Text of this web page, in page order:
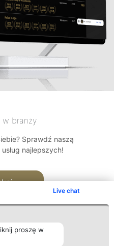
Live chat
proszę w
w branży
Sprawdź naszą
najlepszych!